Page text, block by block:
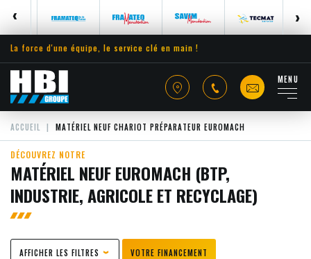
La force d'une équipe, le service clé en main !
MENU
ACCUEIL MATÉRIEL NEUF CHARIOT PRÉPARATEUR EUROMACH
DÉCOUVREZ NOTRE
MATÉRIEL NEUF EUROMACH (BTP,
INDUSTRIE, AGRICOLE ET RECYCLAGE)
AFFICHER LES FILTRES VOTRE FINANCEMENT